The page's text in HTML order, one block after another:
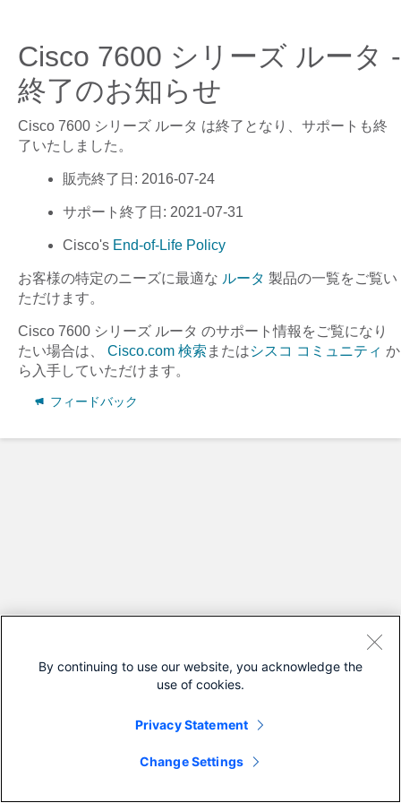
Cisco 7600 シリーズ ルータ -
終了のお知らせ
Cisco 7600 シリーズ ルータ は終了となり、サポートも終
了いたしました。
販売終了日 : 2016-07-24
サポート終了日 : 2021-07-31
Cisco's End-of-Life Policy
お客様の特定のニーズに最適な ルータ 製品の一覧をご覧い
ただけます。
Cisco 7600 シリーズ ルータ のサポート情報をご覧になり
たい場合は、 Cisco.com 検索 またはシスコ コミュニティ か
ら入手していただけます。
フィードバック
By continuing to use our website, you acknowledge the
use of cookies.
Privacy Statement
Change Settings